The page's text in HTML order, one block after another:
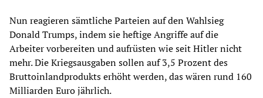
Nun reagieren sämtliche Parteien auf den Wahlsieg
Donald Trumps, indem sie heftige Angriffe auf die
Arbeiter vorbereiten und aufrüsten wie seit Hitler nicht
mehr. Die Kriegsausgaben sollen auf 3,5 Prozent des
Bruttoinlandprodukts erhöht werden, das wären rund 160
Milliarden Euro jährlich.